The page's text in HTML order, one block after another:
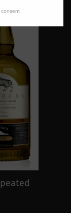
peated
consent